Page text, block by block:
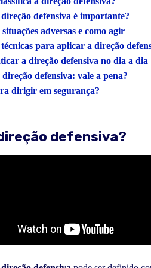
defensiva é importante?
adversas e como agir
para aplicar a direção
a direção defensiva no dia a dia
defensiva: vale a pena?
dirigir em segurança?
defensiva?